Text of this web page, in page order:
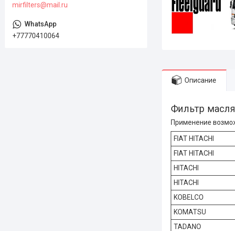
Описание
Фильтр
Применение
FIAT HITACHI
FIAT HITACHI
HITACHI
HITACHI
KOBELCO
KOMATSU
TADANO
mirfilters@mail.ru
+77770410064